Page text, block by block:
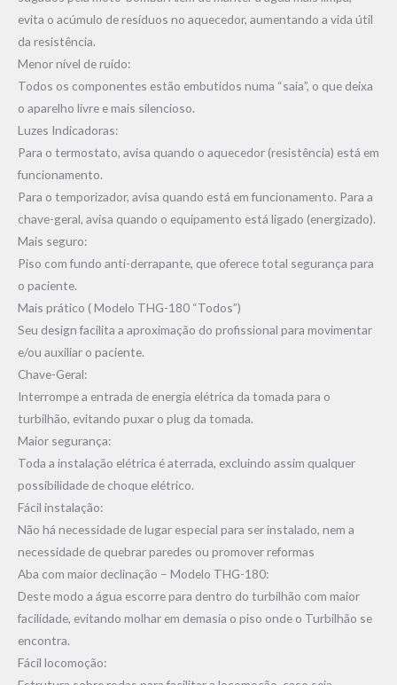
evita o acúmulo de resíduos no aquecedor, aumentando a vida útil
da resistência.
Menor nível de ruído:
Todos os componentes estão embutidos numa “saia”, o que deixa
o aparelho livre e mais silencioso.
Luzes Indicadoras:
Para o termostato, avisa quando o aquecedor (resistência) está em
funcionamento.
Para o temporizador, avisa quando está em funcionamento. Para a
chave-geral, avisa quando o equipamento está ligado (energizado).
Mais seguro:
Piso com fundo anti-derrapante, que oferece total segurança para
o paciente.
Mais prático ( Modelo THG-180 “Todos”)
Seu design facilita a aproximação do profissional para movimentar
e/ou auxiliar o paciente.
Chave-Geral:
Interrompe a entrada de energia elétrica da tomada para o
turbilhão, evitando puxar o plug da tomada.
Maior segurança:
Toda a instalação elétrica é aterrada, excluindo assim qualquer
possibilidade de choque elétrico.
Fácil instalação:
Não há necessidade de lugar especial para ser instalado, nem a
necessidade de quebrar paredes ou promover reformas
Aba com maior declinação – Modelo THG-180:
Deste modo a água escorre para dentro do turbilhão com maior
facilidade, evitando molhar em demasia o piso onde o Turbilhão se
encontra.
Fácil locomoção: